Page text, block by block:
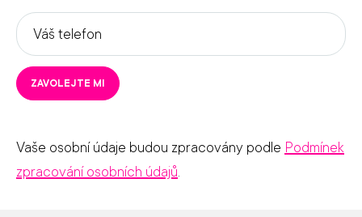
Váš
telefon
*
ZAVOLEJTE MI
Vaše osobní údaje budou zpracovány podle Podmínek
zpracování osobních údajů.